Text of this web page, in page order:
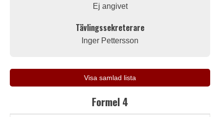
Ej angivet
Tävlingssekreterare
Inger Pettersson
Visa samlad lista
Formel 4